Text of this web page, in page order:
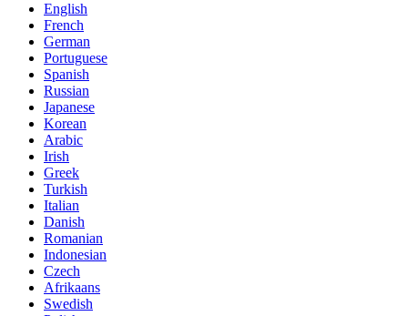
English
French
German
Portuguese
Spanish
Russian
Japanese
Korean
Arabic
Irish
Greek
Turkish
Italian
Danish
Romanian
Indonesian
Czech
Afrikaans
Swedish